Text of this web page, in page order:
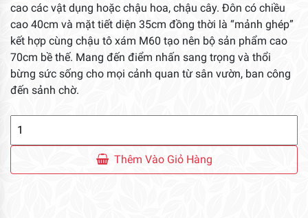
cao các vật dụng hoặc chậu hoa, chậu cây. Đôn có chiều
cao 40cm và mặt tiết diện 35cm đồng thời là “mảnh ghép”
kết hợp cùng chậu tô xám M60 tạo nên bộ sản phẩm cao
70cm bề thế. Mang đến điểm nhấn sang trọng và thổi
bừng sức sống cho mọi cảnh quan từ sân vườn, ban công
đến sảnh chờ.
Xám
Thêm Vào Giỏ Hàng